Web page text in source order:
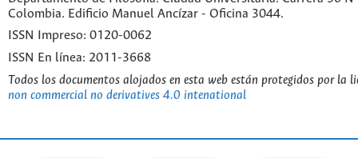
Colombia. Edificio Manuel Ancízar - Oficina 3044.
ISSN Impreso: 0120-0062
ISSN En línea: 2011-3668
Todos los documentos alojados en esta web están protegidos por la
non commercial no derivatives 4.0 intenational